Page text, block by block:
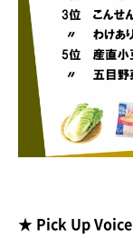
★ Pick Up Voice